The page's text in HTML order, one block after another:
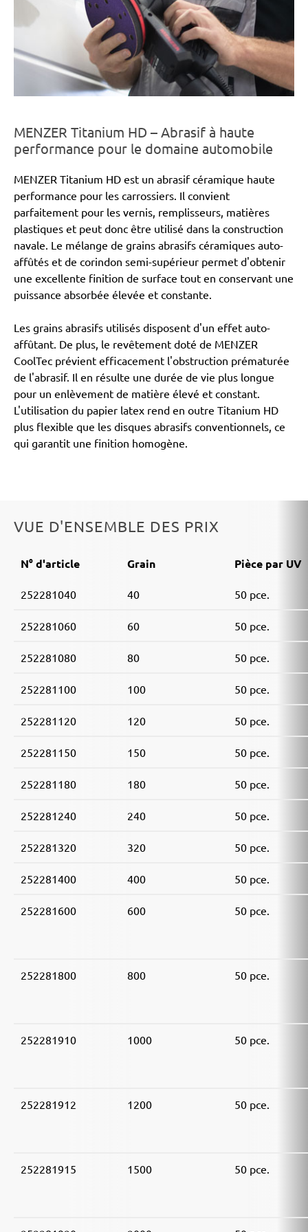
MENZER Titanium HD – Abrasif à haute
performance pour le domaine automobile
MENZER Titanium HD est un abrasif céramique haute
performance pour les carrossiers. Il convient
parfaitement pour les vernis, remplisseurs, matières
plastiques et peut donc être utilisé dans la construction
navale. Le mélange de grains abrasifs céramiques auto-
affûtés et de corindon semi-supérieur permet d'obtenir
une excellente finition de surface tout en conservant une
puissance absorbée élevée et constante.
Les grains abrasifs utilisés disposent d'un effet auto-
affûtant. De plus, le revêtement doté de MENZER
CoolTec prévient efficacement l'obstruction prématurée
de l'abrasif. Il en résulte une durée de vie plus longue
pour un enlèvement de matière élevé et constant.
L'utilisation du papier latex rend en outre Titanium HD
plus flexible que les disques abrasifs conventionnels, ce
qui garantit une finition homogène.
VUE D'ENSEMBLE DES PRIX
N° d'article Grain Pièce par UV
252281040 40 50 pce.
252281060 60 50 pce.
252281080 80 50 pce.
252281100 100 50 pce.
252281120 120 50 pce.
252281150 150 50 pce.
252281180 180 50 pce.
252281240 240 50 pce.
252281320 320 50 pce.
252281400 400 50 pce.
252281600 600 50 pce.
252281800 800 50 pce.
252281910 1000 50 pce.
252281912 1200 50 pce.
252281915 1500 50 pce.